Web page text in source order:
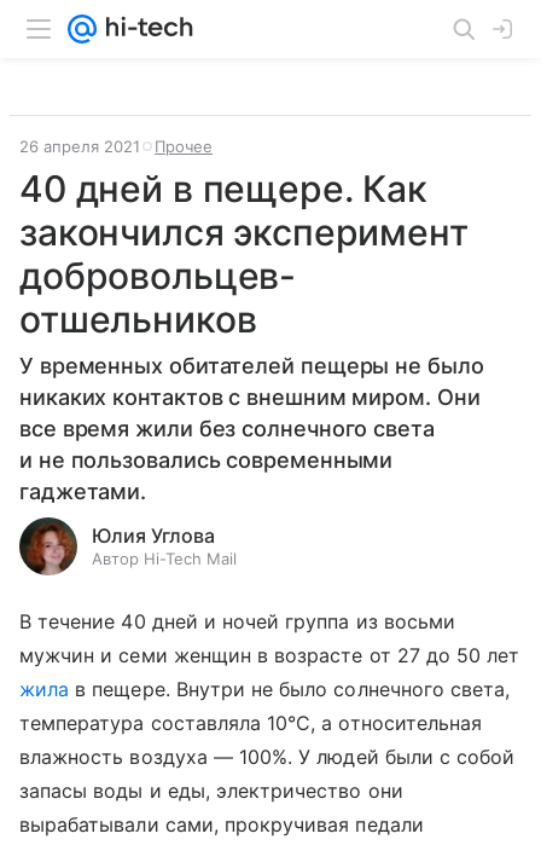
26 апреля 2021 Прочее
40 дней в пещере. Как
закончился эксперимент
добровольцев-
отшельников
У временных обитателей пещеры не было
никаких контактов с внешним миром. Они
все время жили без солнечного света
и не пользовались современными
гаджетами.
Юлия Углова
Автор Hi-Tech Mail
В течение 40 дней и ночей группа из восьми
мужчин и семи женщин в возрасте от 27 до 50 лет
жила в пещере. Внутри не было солнечного света,
температура составляла 10°C, а относительная
влажность воздуха —100%. У людей были с собой
запасы воды и еды, электричество они
вырабатывали сами, прокручивая педали